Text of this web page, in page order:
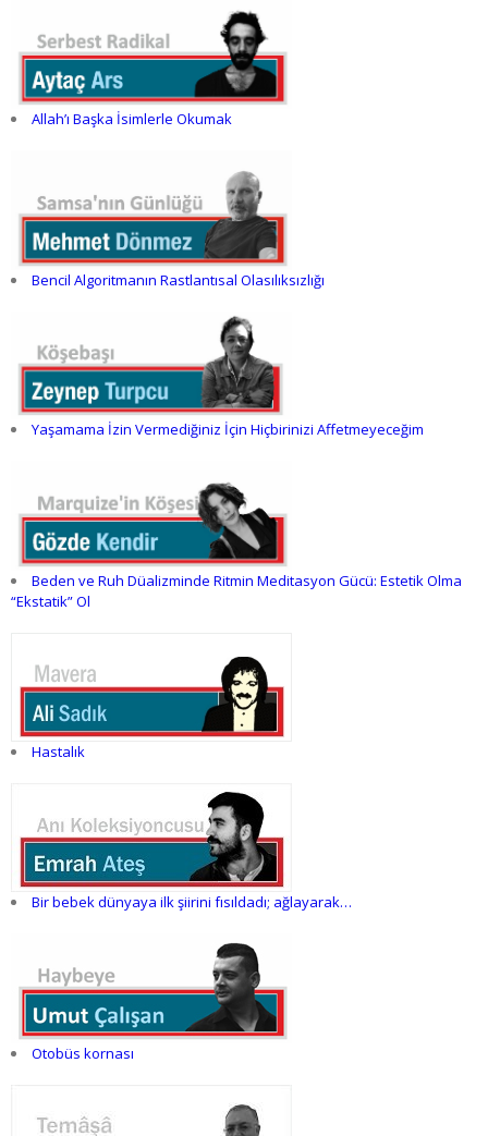
Allah’ı Başka İsimlerle Okumak
Bencil Algoritmanın Rastlantısal Olasılıksızlığı
Yaşamama İzin Vermediğiniz İçin Hiçbirinizi Affetmeyeceğim
Beden ve Ruh Düalizminde Ritmin Meditasyon Gücü: Estetik Olma
“Ekstatik” Ol
Hastalık
Bir bebek dünyaya ilk şiirini fısıldadı; ağlayarak…
Otobüs kornası